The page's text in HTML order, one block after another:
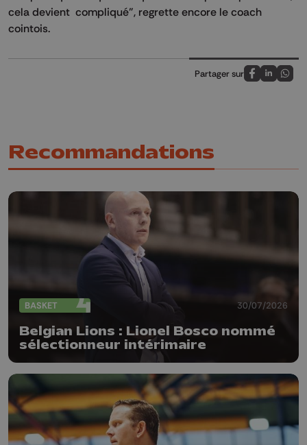
cela devient compliqué", regrette encore le coach
cointois.
Partager sur
Partagez sur
Partagez
Recommandations
BASKET 30/07/2026
Belgian Lions : Lionel Bosco nommé
sélectionneur intérimaire